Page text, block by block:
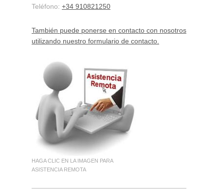
Teléfono: +34 910821250
También puede ponerse en contacto con nosotros
utilizando nuestro formulario de contacto.
HAGA CLIC EN LA IMAGEN PARA
ASISTENCIA REMOTA